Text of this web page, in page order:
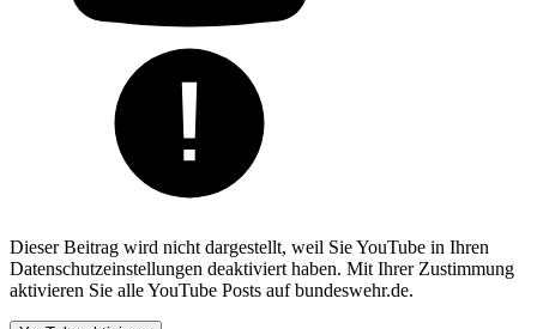
Dieser Beitrag wird nicht dargestellt, weil Sie YouTube in Ihren
Datenschutzeinstellungen deaktiviert haben. Mit Ihrer Zustimmung
aktivieren Sie alle YouTube Posts auf bundeswehr.de.